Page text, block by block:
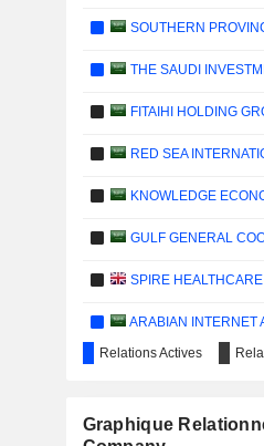
SOUTHERN
THE SAUDI
FITAIHI HOLDING
RED SEA
KNOWLEDGE
GULF GENERAL
SPIRE
ARABIAN INTERNET
Relations Actives
Graphique